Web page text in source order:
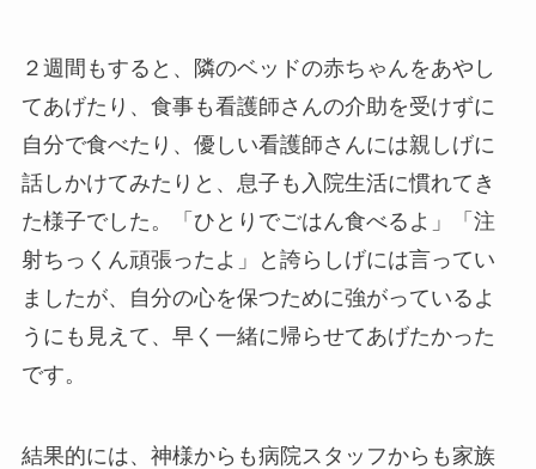
２週間もすると、隣のベッドの赤ちゃんをあやし
てあげたり、食事も看護師さんの介助を受けずに
自分で食べたり、優しい看護師さんには親しげに
話しかけてみたりと、息子も入院生活に慣れてき
た様子でした。「ひとりでごはん食べるよ」「注
射ちっくん頑張ったよ」と誇らしげには言ってい
ましたが、自分の心を保つために強がっているよ
うにも見えて、早く一緒に帰らせてあげたかった
です。
結果的には、神様からも病院スタッフからも家族